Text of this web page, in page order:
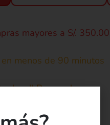
mayores a S/. 350.00
menos de 90 minutos
local! Recoge hoy